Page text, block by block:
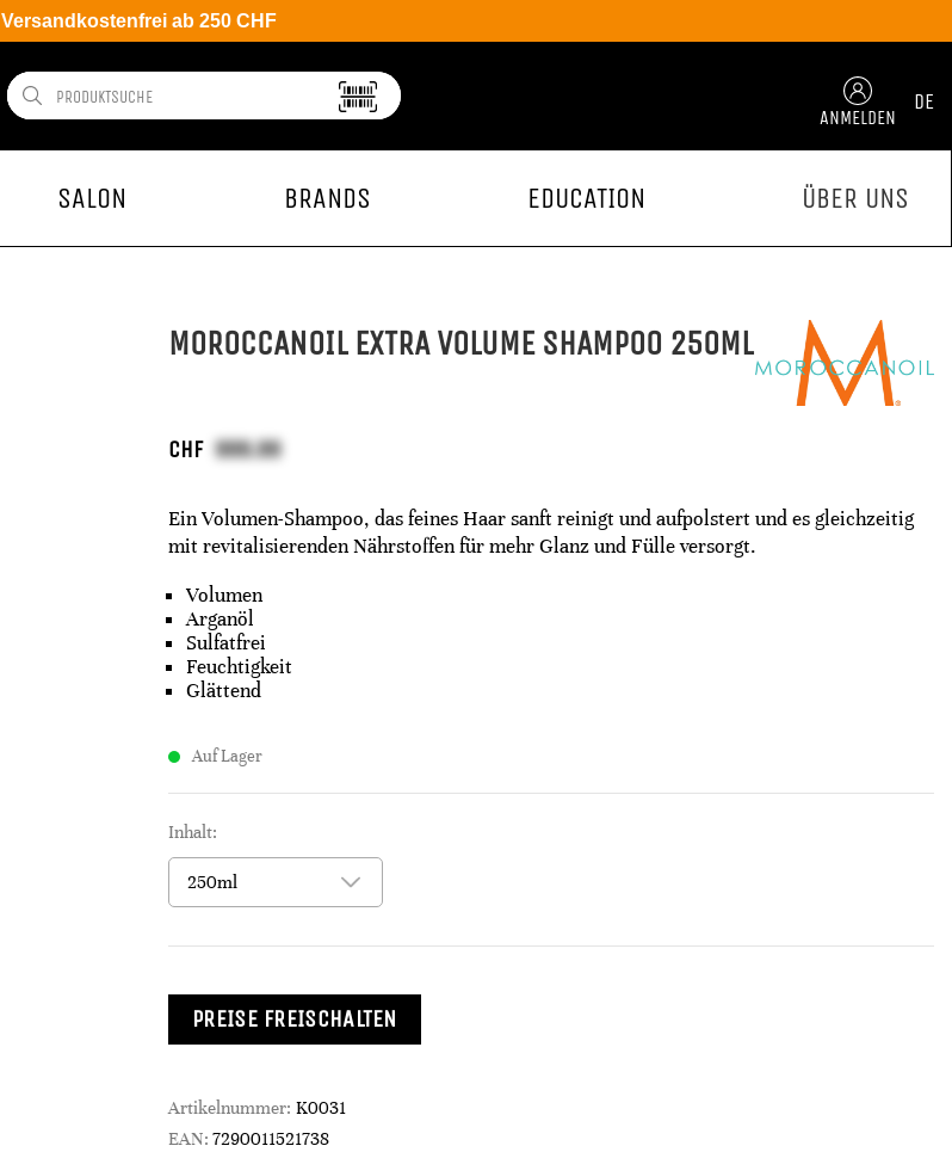
Versandkostenfrei ab 250 CHF
ANMELDEN
DE
SALON BRANDS EDUCATION ÜBER UNS
MOROCCANOIL EXTRA VOLUME SHAMPOO 250ML
CHF
Ein Volumen-Shampoo, das feines Haar sanft reinigt und aufpolstert und es gleichzeitig
mit revitalisierenden Nährstoffen für mehr Glanz und Fülle versorgt.
Volumen
Arganöl
Sulfatfrei
Feuchtigkeit
Glättend
Auf Lager
Inhalt:
PREISE FREISCHALTEN
Artikelnummer: K0031
EAN: 7290011521738